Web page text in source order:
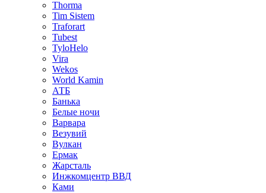
Thorma
Tim Sistem
Traforart
Tubest
TyloHelo
Vira
Wekos
World Kamin
АТБ
Банька
Белые ночи
Варвара
Везувий
Вулкан
Ермак
Жарсталь
Инжкомцентр ВВД
Ками